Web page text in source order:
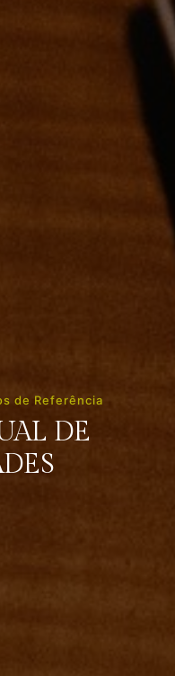
de Referência
DE